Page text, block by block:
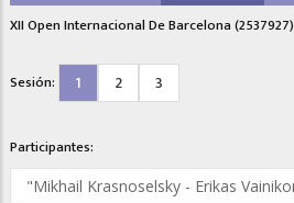
XII Open Internacional De Barcelona (2537927)
Sesión: 1 2 3
Participantes: